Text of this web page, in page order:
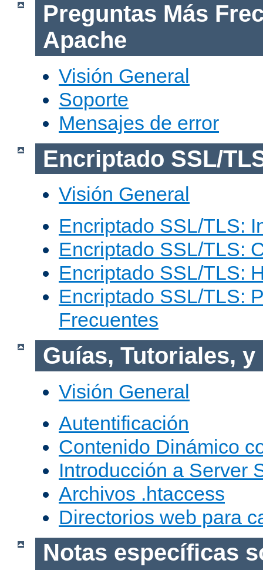
Preguntas Más
Apache
Visión General
Soporte
Mensajes de error
Encriptado SSL/
Visión General
Encriptado SSL/TLS:
Encriptado SSL/TLS:
Encriptado SSL/TLS:
Encriptado SSL/TLS:
Frecuentes
Guías, Tutoriales, y
Visión General
Autentificación
Contenido Dinámico
Introducción a Server
Archivos .htaccess
Directorios web para
Notas específicas